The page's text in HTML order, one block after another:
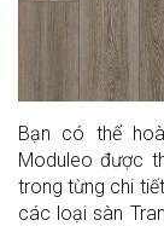
Bạn có thể
Moduleo được
trong từng chi
các loại sàn